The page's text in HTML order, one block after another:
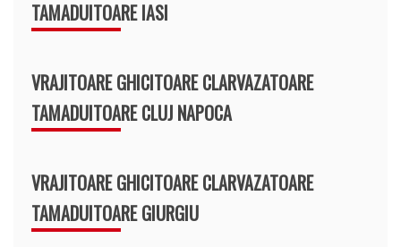
TAMADUITOARE IASI
VRAJITOARE GHICITOARE CLARVAZATOARE
TAMADUITOARE CLUJ NAPOCA
VRAJITOARE GHICITOARE CLARVAZATOARE
TAMADUITOARE GIURGIU